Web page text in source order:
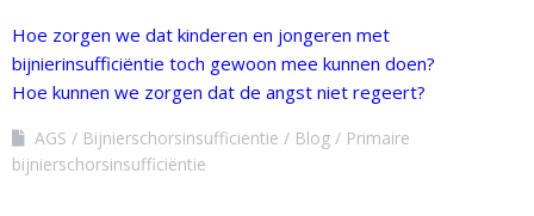
Hoe zorgen we dat kinderen en jongeren met
bijnierinsufficiëntie toch gewoon mee kunnen doen?
Hoe kunnen we zorgen dat de angst niet regeert?
AGS Bijnierschorsinsufficientie Blog
Primaire
bijnierschorsinsufficiëntie